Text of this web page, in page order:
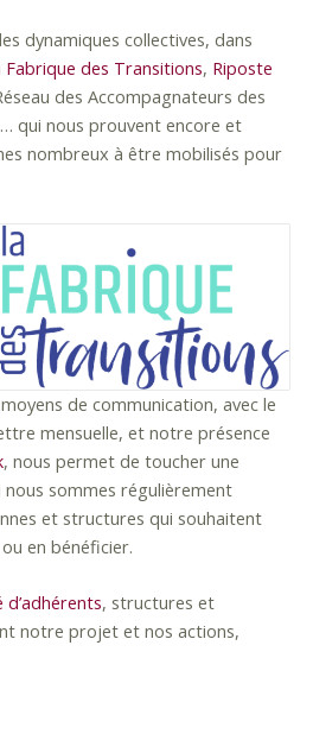
dynamiques collectives, dans
Fabrique des Transitions, Riposte
des Accompagnateurs des
qui nous prouvent encore et
nombreux à être mobilisés pour
de communication, avec le
mensuelle, et notre présence
, nous permet de toucher une
nous sommes régulièrement
et structures qui souhaitent
en bénéficier.
, structures et
notre projet et nos actions,